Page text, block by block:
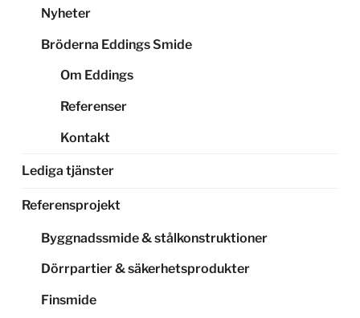
Nyheter
Bröderna Eddings Smide
Om Eddings
Referenser
Kontakt
Lediga tjänster
Referensprojekt
Byggnadssmide & stålkonstruktioner
Dörrpartier & säkerhetsprodukter
Finsmide